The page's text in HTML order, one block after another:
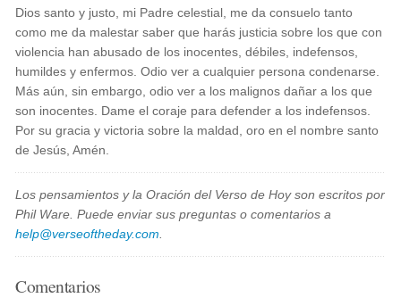
Dios santo y justo, mi Padre celestial, me da consuelo tanto
como me da malestar saber que harás justicia sobre los que con
violencia han abusado de los inocentes, débiles, indefensos,
humildes y enfermos. Odio ver a cualquier persona condenarse.
Más aún, sin embargo, odio ver a los malignos dañar a los que
son inocentes. Dame el coraje para defender a los indefensos.
Por su gracia y victoria sobre la maldad, oro en el nombre santo
de Jesús, Amén.
Los pensamientos y la Oración del Verso de Hoy son escritos por
Phil Ware. Puede enviar sus preguntas o comentarios a
help@verseoftheday.com
Comentarios